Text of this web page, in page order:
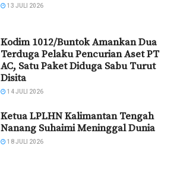
13 JULI 2026
Kodim 1012/Buntok Amankan Dua
Terduga Pelaku Pencurian Aset PT
AC, Satu Paket Diduga Sabu Turut
Disita
14 JULI 2026
Ketua LPLHN Kalimantan Tengah
Nanang Suhaimi Meninggal Dunia
18 JULI 2026